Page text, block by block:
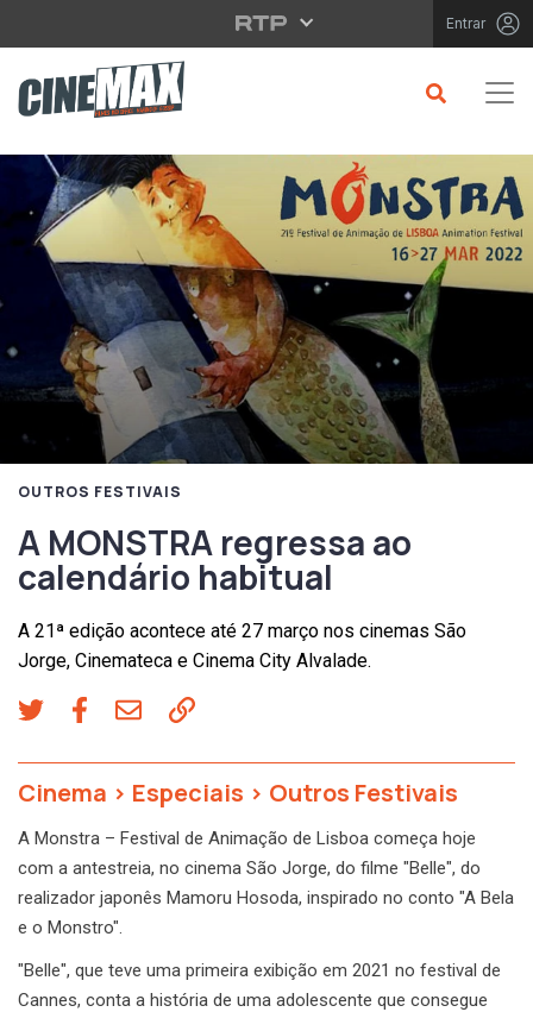
Saltar para o conteúdo principal Entrar
OUTROS FESTIVAIS
A MONSTRA regressa ao
calendário habitual
A 21ª edição acontece até 27 março nos cinemas São
Jorge, Cinemateca e Cinema City Alvalade.
Cinema > Especiais > Outros Festivais
A Monstra – Festival de Animação de Lisboa começa hoje
com a antestreia, no cinema São Jorge, do filme "Belle", do
realizador japonês Mamoru Hosoda, inspirado no conto "A Bela
e o Monstro".
"Belle", que teve uma primeira exibição em 2021 no festival de
Cannes, conta a história de uma adolescente que consegue